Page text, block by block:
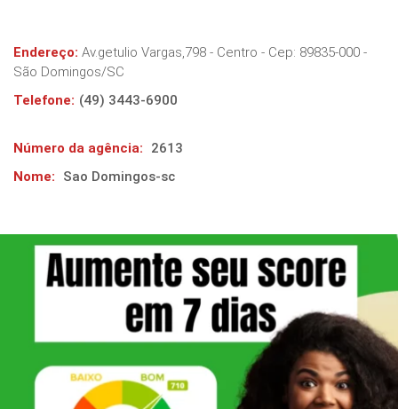
Endereço: Av.getulio Vargas,798 - Centro - Cep: 89835-000 -
São Domingos/SC
Telefone: (49) 3443-6900
Número da agência:
2613
Nome:
Sao Domingos-sc